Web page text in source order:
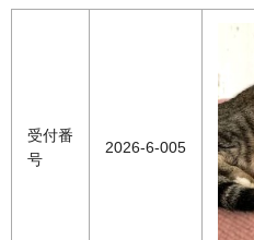
受付番
号
2026-6-005